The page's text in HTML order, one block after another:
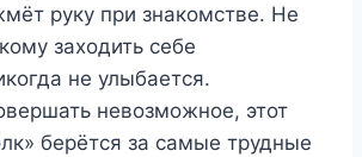
руку при знакомстве. Не
заходить себе
не улыбается.
невозможное, этот
берётся за самые трудные